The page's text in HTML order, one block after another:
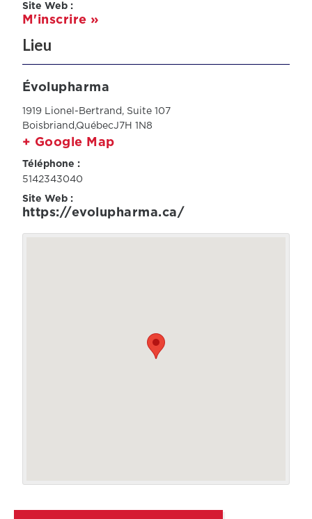
Site Web :
M'inscrire »
Lieu
Évolupharma
1919 Lionel-Bertrand, Suite 107
Boisbriand ,QuébecJ7H 1N8
+ Google Map
Téléphone :
5142343040
Site Web :
https://evolupharma.ca/